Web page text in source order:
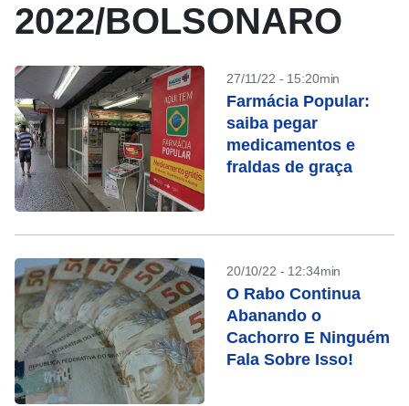
2022/BOLSONARO
27/11/22 - 15:20min
Farmácia Popular:
saiba pegar
medicamentos e
fraldas de graça
20/10/22 - 12:34min
O Rabo Continua
Abanando o
Cachorro E Ninguém
Fala Sobre Isso!